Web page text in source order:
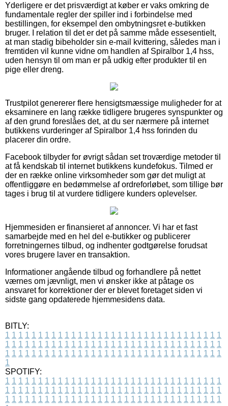
Yderligere er det prisværdigt at køber er vaks omkring de
fundamentale regler der spiller ind i forbindelse med
bestillingen, for eksempel den ombytningsret e-butikken
bruger. I relation til det er det på samme måde essesentielt,
at man stadig bibeholder sin e-mail kvittering, således man i
fremtiden vil kunne vidne om handlen af Spiralbor 1,4 hss,
uden hensyn til om man er på udkig efter produkter til en
pige eller dreng.
Trustpilot genererer flere hensigtsmæssige muligheder for at
eksaminere en lang række tidligere brugeres synspunkter og
af den grund foreslåes det, at du ser nærmere på internet
butikkens vurderinger af Spiralbor 1,4 hss forinden du
placerer din ordre.
Facebook tilbyder for øvrigt sådan set troværdige metoder til
at få kendskab til internet butikkens kundefokus. Tilmed er
der en række online virksomheder som gør det muligt at
offentliggøre en bedømmelse af ordreforløbet, som tillige bør
tages i brug til at vurdere tidligere kunders oplevelser.
Hjemmesiden er finansieret af annoncer. Vi har et fast
samarbejde med en hel del e-butikker og publicerer
forretningernes tilbud, og indhenter godtgørelse forudsat
vores brugere laver en transaktion.
Informationer angående tilbud og forhandlere på nettet
værnes om jævnligt, men vi ønsker ikke at påtage os
ansvaret for korrektioner der er blevet foretaget siden vi
sidste gang opdaterede hjemmesidens data.
BITLY:
1 1 1 1 1 1 1 1 1 1 1 1 1 1 1 1 1 1 1 1 1 1 1 1 1 1 1 1 1 1 1 1 1
1 1 1 1 1 1 1 1 1 1 1 1 1 1 1 1 1 1 1 1 1 1 1 1 1 1 1 1 1 1 1 1 1
1 1 1 1 1 1 1 1 1 1 1 1 1 1 1 1 1 1 1 1 1 1 1 1 1 1 1 1 1 1 1 1 1
1
SPOTIFY:
1 1 1 1 1 1 1 1 1 1 1 1 1 1 1 1 1 1 1 1 1 1 1 1 1 1 1 1 1 1 1 1 1
1 1 1 1 1 1 1 1 1 1 1 1 1 1 1 1 1 1 1 1 1 1 1 1 1 1 1 1 1 1 1 1 1
1 1 1 1 1 1 1 1 1 1 1 1 1 1 1 1 1 1 1 1 1 1 1 1 1 1 1 1 1 1 1 1 1